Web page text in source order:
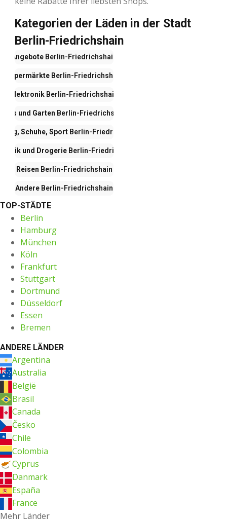
Kategorien der Läden in der Stadt
Berlin-Friedrichshain
Angebote Berlin-Friedrichshain
HypermärkteBerlin-Friedrichshain
Elektronik Berlin-Friedrichshain
Haus und Garten Berlin-Friedrichshain
Schuhe, SportBerlin-Friedrichshain
und DrogerieBerlin-Friedrichshain
Reisen Berlin-Friedrichshain
Andere Berlin-Friedrichshain
TOP-STÄDTE
Berlin
Hamburg
München
Köln
Frankfurt
Stuttgart
Dortmund
Düsseldorf
Essen
Bremen
ANDERE LÄNDER
Argentina
Australia
België
Brasil
Canada
Česko
Chile
Colombia
Cyprus
Danmark
España
France
Mehr Länder